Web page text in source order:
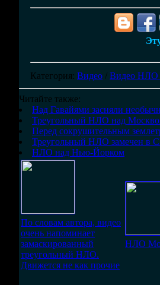
Категория: Видео / Видео НЛО
Читайте также:
Над Гавайями засняли
Треугольный НЛО над
Перед сокрушительным
Треугольный НЛО замечен в
НЛО над Нью-Йорком
По словам автора, видео
очень напоминает
замаскированный
треугольный НЛО.
Движется не как прочие
НЛО